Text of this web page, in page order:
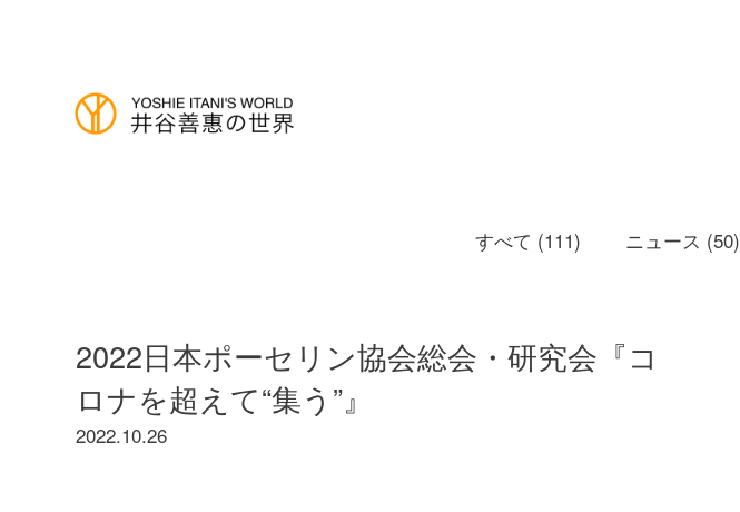
すべて (111) ニュース (50)
2022日本ポーセリン協会総会・研究会『コ
ロナを超えて“集う”』
2022.10.26